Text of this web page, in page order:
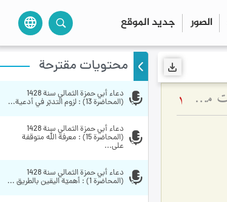
الصور جديد الموقع language
شهادة الأشياء وحقيقتها التكوينية في ميزان العرفان - كيف نرى الأشياء كما هي؟ ومضات من سلوك الأولياء وتواضعهم 1
محتويات مقترحة
(المحاضرة 13) : لزوم التدبّر في أدعية...
على...
(المحاضرة 1) : أهميّة اليقين بالطريق ...